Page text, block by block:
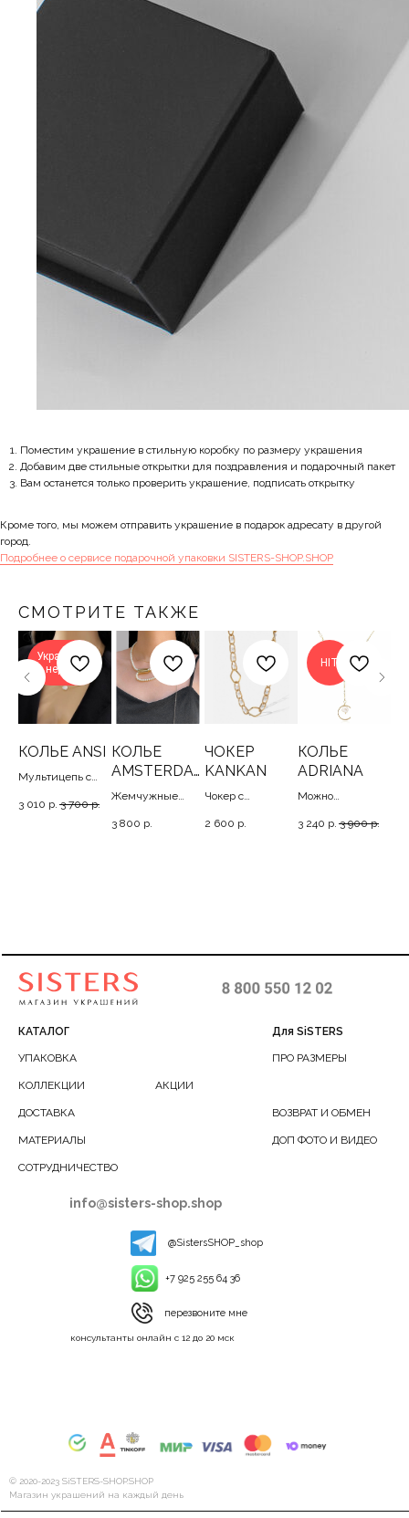
Поместим украшение в стильную коробку по размеру украшения
Добавим две стильные открытки для поздравления и подарочный пакет
Вам останется только проверить украшение, подписать открытку
Кроме того, мы можем отправить украшение в подарок адресату в другой
город.
Подробнее о сервисе подарочной упаковки SISTERS-SHOP.SHOP
СМОТРИТЕ ТАКЖЕ
Украшение
недели
КОЛЬЕ ANSI
Мультицепь с
бусинами,
3 010 р. 3 700 р.
КОЛЬЕ
AMSTERDA
M
Жемчужные
40-45
3 800 р.
ЧОКЕР
KANKAN
Чокер с
жемчужинами,
2 600 р.
HIT
КОЛЬЕ
ADRIANA
Можно
расположение
3 240 р. 3 900 р.
© 2020-2023 SiSTERS-SHOP.SHOP
Магазин украшений на каждый день
КАТАЛОГ Для SiSTERS
info@sisters-shop.shop
УПАКОВКА
ДОСТАВКА
КОЛЛЕКЦИИ
ПРО РАЗМЕРЫ
АКЦИИ
ВОЗВРАТ И ОБМЕН
ДОП ФОТО И ВИДЕО
консультанты онлайн с 12 до 20 мск
@SistersSHOP_shop
+7 925 255 64 36
перезвоните мне
МАТЕРИАЛЫ
СОТРУДНИЧЕСТВО